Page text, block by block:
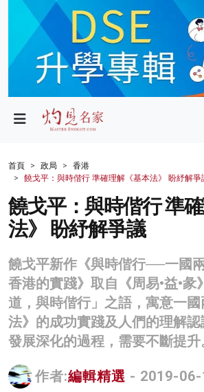
政局
財經
生活
健康
商業
科技
影片
名家榜
關於我們
首頁 政局
香港
饒戈平：與時偕行 準確理解《基本法》 盼紓解爭
饒戈平：與時偕行 準
法》 盼紓解爭議
饒戈平新作《與時偕行──一國
香港的實踐》取自《周易•益•彖
道，與時偕行」之語，寓意一
法》的成功實踐及人們的理解
發展深化的過程，需要不斷提升
作者:編輯精選 - 2019-06-